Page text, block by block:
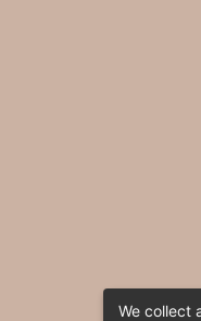
We collect